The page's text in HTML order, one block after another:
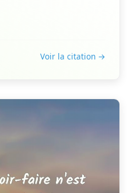
Voir la citation →